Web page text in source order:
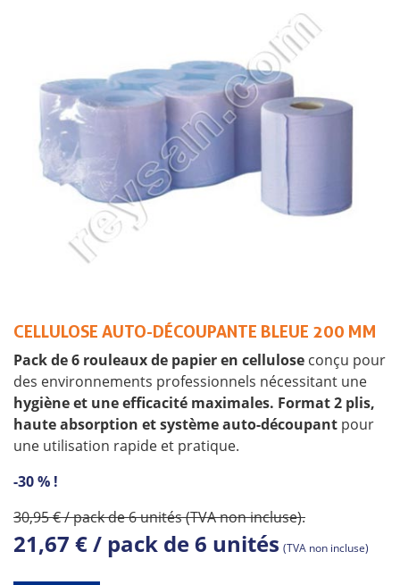
CELLULOSE AUTO-DÉCOUPANTE BLEUE 200 MM
Pack de 6 rouleaux de papier en cellulose conçu pour
des environnements professionnels nécessitant une
hygiène et une efficacité maximales. Format 2 plis,
haute absorption et système auto-découpant pour
une utilisation rapide et pratique.
-30 % !
30,95 € / pack de 6 unités (TVA non incluse).
21,67 € / pack de 6 unités (TVA non incluse)